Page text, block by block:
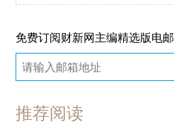
免费订阅财新网主编精选版电邮
推荐阅读